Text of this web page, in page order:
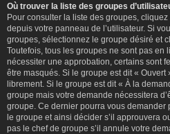
Où trouver la liste des groupes
Pour consulter la liste des groupes, cliquez
depuis votre panneau de l’utilisateur. Si
groupes, sélectionnez le groupe désiré et
Toutefois, tous les groupes ne sont pas en
nécessiter une approbation, certains sont
être masqués. Si le groupe est dit «
librement. Si le groupe est dit « À la
groupe mais votre demande nécessitera
groupe. Ce dernier pourra vous
le groupe et ainsi décider s’il approuvera
pas le chef de groupe s’il annule votre